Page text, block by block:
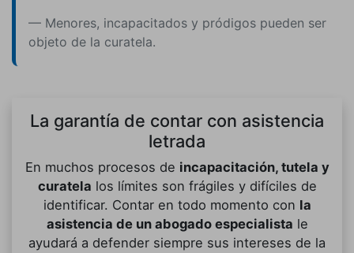
Menores, incapacitados y pródigos pueden ser
objeto de la curatela.
La garantía de contar con asistencia
letrada
En muchos procesos de incapacitación, tutela y
curatela los límites son frágiles y difíciles de
identificar. Contar en todo momento con la
asistencia de un abogado especialista le
ayudará a defender siempre sus intereses de la